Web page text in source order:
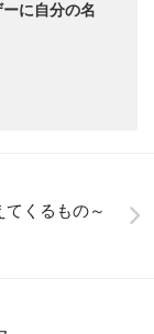
に自分の名
くるもの～